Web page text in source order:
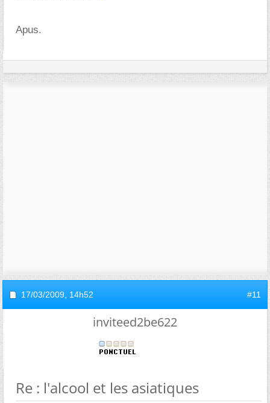
Apus.
17/03/2009, 14h52 #11
inviteed2be622
Re : l'alcool et les asiatiques